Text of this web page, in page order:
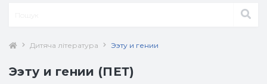
Дитяча література Ээту и гении
Ээту и гении (ПЕТ)